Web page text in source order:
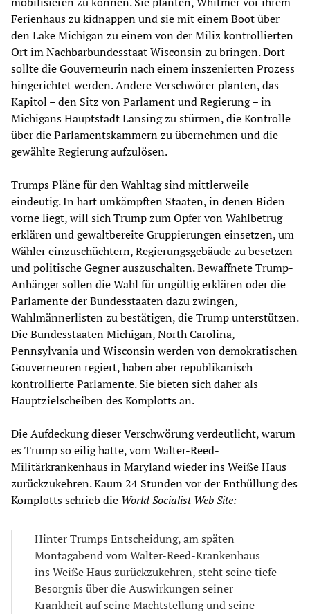
Ferienhaus zu kidnappen und sie mit einem Boot über
den Lake Michigan zu einem von der Miliz kontrollierten
Ort im Nachbarbundesstaat Wisconsin zu bringen. Dort
sollte die Gouverneurin nach einem inszenierten Prozess
hingerichtet werden. Andere Verschwörer planten, das
Kapitol – den Sitz von Parlament und Regierung – in
Michigans Hauptstadt Lansing zu stürmen, die Kontrolle
über die Parlamentskammern zu übernehmen und die
gewählte Regierung aufzulösen.
Trumps Pläne für den Wahltag sind mittlerweile
eindeutig. In hart umkämpften Staaten, in denen Biden
vorne liegt, will sich Trump zum Opfer von Wahlbetrug
erklären und gewaltbereite Gruppierungen einsetzen, um
Wähler einzuschüchtern, Regierungsgebäude zu besetzen
und politische Gegner auszuschalten. Bewaffnete Trump-
Anhänger sollen die Wahl für ungültig erklären oder die
Parlamente der Bundesstaaten dazu zwingen,
Wahlmännerlisten zu bestätigen, die Trump unterstützen.
Die Bundesstaaten Michigan, North Carolina,
Pennsylvania und Wisconsin werden von demokratischen
Gouverneuren regiert, haben aber republikanisch
kontrollierte Parlamente. Sie bieten sich daher als
Hauptzielscheiben des Komplotts an.
Die Aufdeckung dieser Verschwörung verdeutlicht, warum
es Trump so eilig hatte, vom Walter-Reed-
Militärkrankenhaus in Maryland wieder ins Weiße Haus
zurückzukehren. Kaum 24 Stunden vor der Enthüllung des
Komplotts schrieb die World Socialist Web Site:
Hinter Trumps Entscheidung, am späten
Montagabend vom Walter-Reed-Krankenhaus
ins Weiße Haus zurückzukehren, steht seine tiefe
Besorgnis über die Auswirkungen seiner
Krankheit auf seine Machtstellung und seine